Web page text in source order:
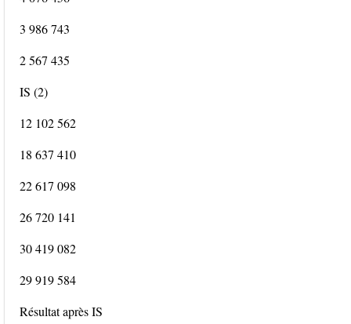
3 986 743
2 567 435
IS (2)
12 102 562
18 637 410
22 617 098
26 720 141
30 419 082
29 919 584
Résultat après IS